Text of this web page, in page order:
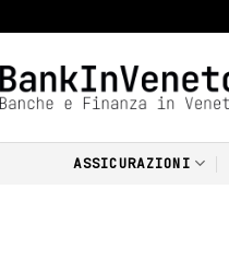
ASSICURAZIONI